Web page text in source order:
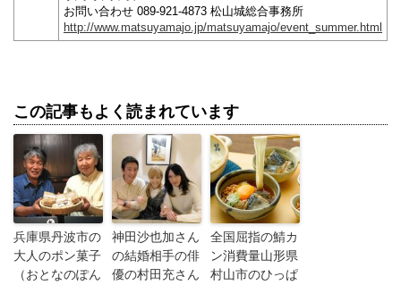
お問い合わせ 089-921-4873 松山城総合事務所
http://www.matsuyamajo.jp/matsuyamajo/event_summer.html
この記事もよく読まれています
兵庫県丹波市の
大人のポン菓子
（おとなのぽん
神田沙也加さん
の結婚相手の俳
優の村田充さん
全国屈指の鯖カ
ン消費量山形県
村山市のひっぱ